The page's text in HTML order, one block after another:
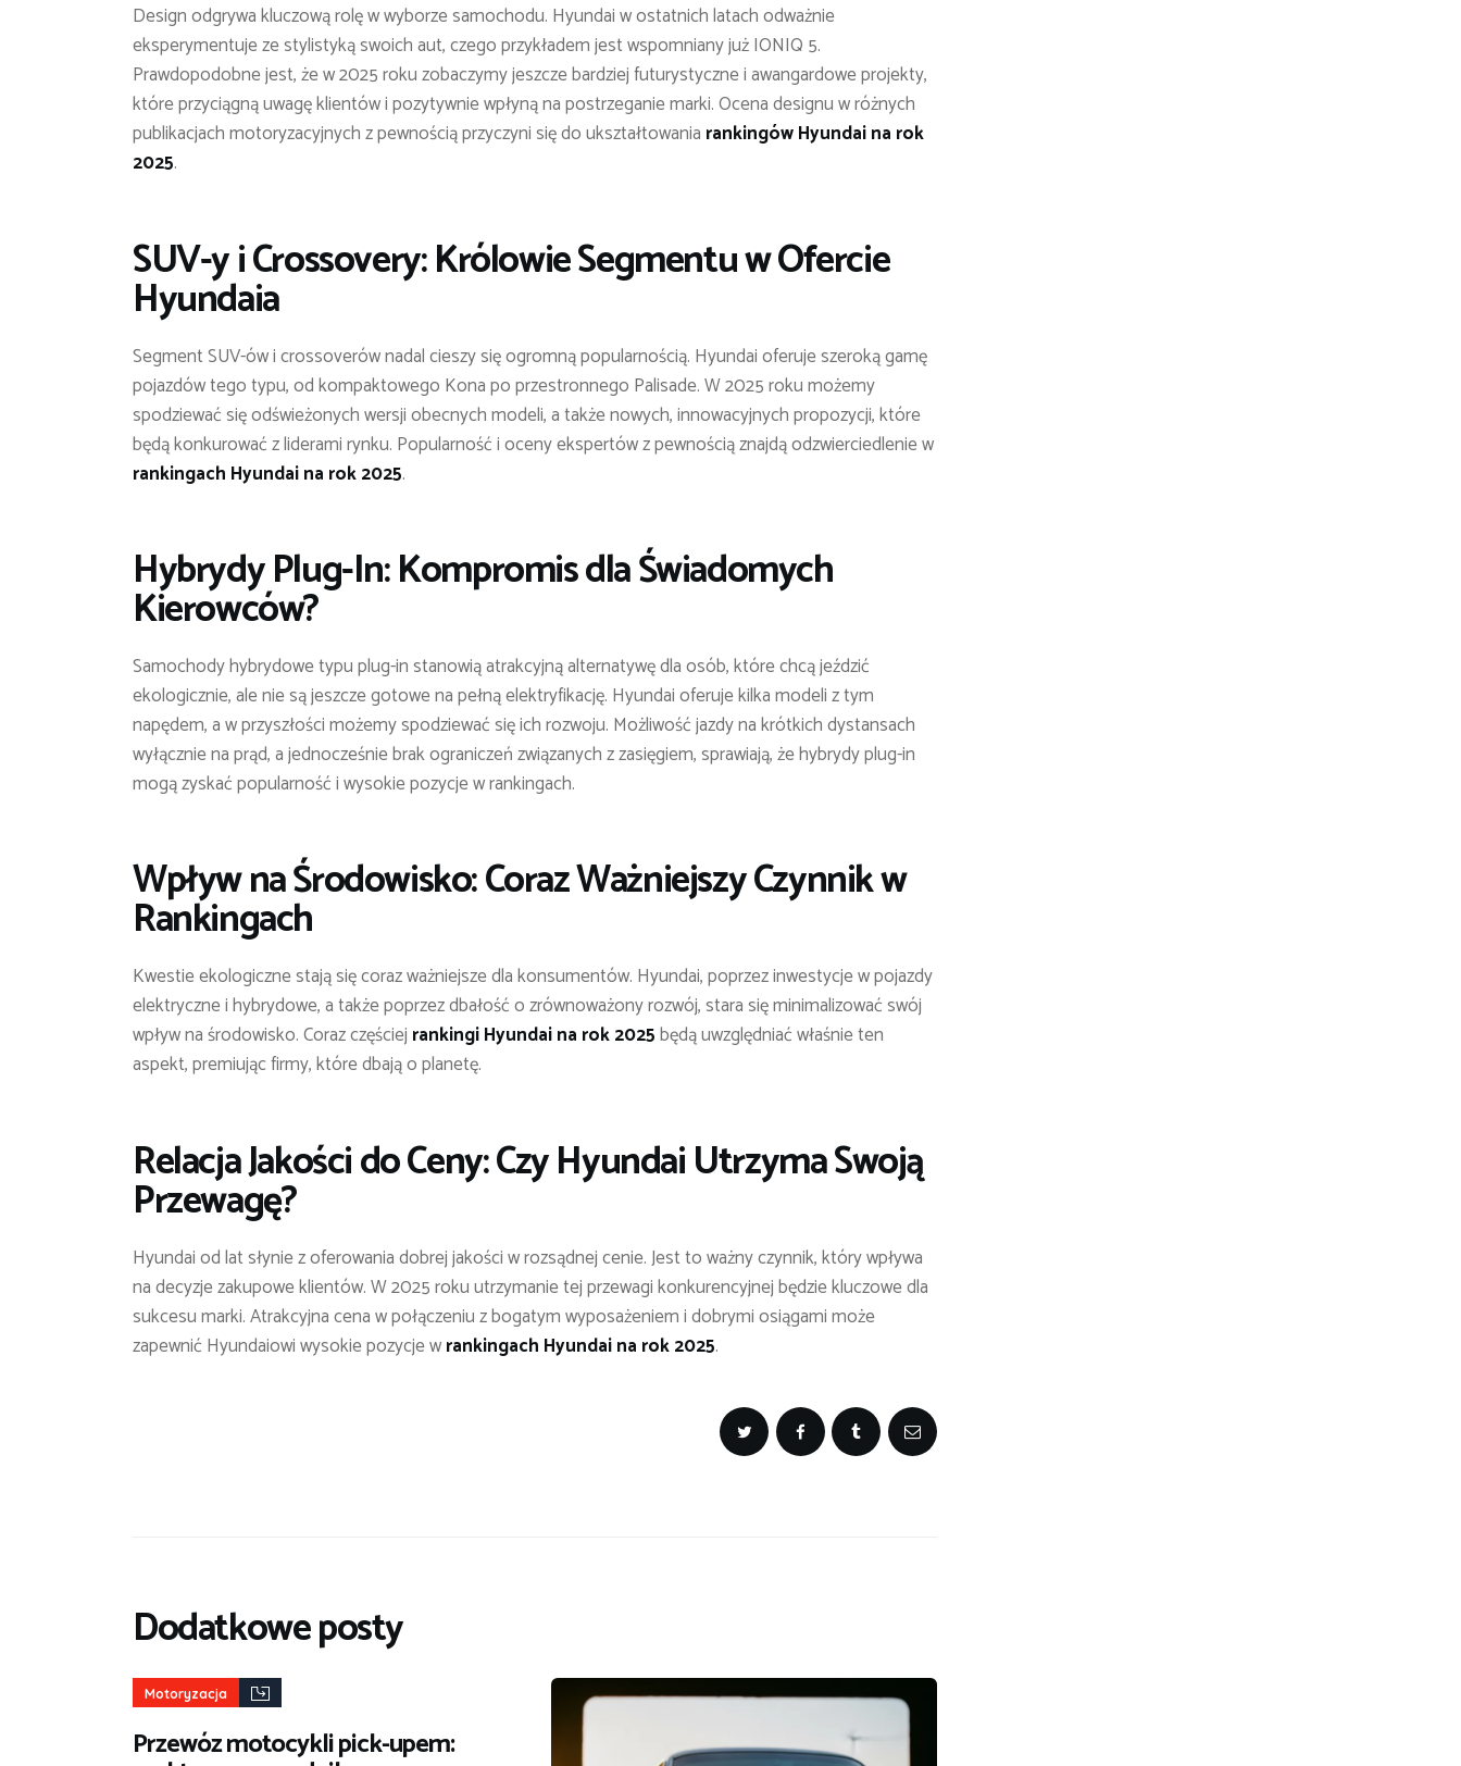
Design odgrywa kluczową rolę w wyborze samochodu. Hyundai w ostatnich latach odważnie
eksperymentuje ze stylistyką swoich aut, czego przykładem jest wspomniany już IONIQ 5.
Prawdopodobne jest, że w 2025 roku zobaczymy jeszcze bardziej futurystyczne i awangardowe projekty,
które przyciągną uwagę klientów i pozytywnie wpłyną na postrzeganie marki. Ocena designu w różnych
publikacjach motoryzacyjnych z pewnością przyczyni się do ukształtowania rankingów Hyundai na rok
2025.
SUV-y i Crossovery: Królowie Segmentu w Ofercie
Hyundaia
Segment SUV-ów i crossoverów nadal cieszy się ogromną popularnością. Hyundai oferuje szeroką gamę
pojazdów tego typu, od kompaktowego Kona po przestronnego Palisade. W 2025 roku możemy
spodziewać się odświeżonych wersji obecnych modeli, a także nowych, innowacyjnych propozycji, które
będą konkurować z liderami rynku. Popularność i oceny ekspertów z pewnością znajdą odzwierciedlenie w
rankingach Hyundai na rok 2025.
Hybrydy Plug-In: Kompromis dla Świadomych
Kierowców?
Samochody hybrydowe typu plug-in stanowią atrakcyjną alternatywę dla osób, które chcą jeździć
ekologicznie, ale nie są jeszcze gotowe na pełną elektryfikację. Hyundai oferuje kilka modeli z tym
napędem, a w przyszłości możemy spodziewać się ich rozwoju. Możliwość jazdy na krótkich dystansach
wyłącznie na prąd, a jednocześnie brak ograniczeń związanych z zasięgiem, sprawiają, że hybrydy plug-in
mogą zyskać popularność i wysokie pozycje w rankingach.
Wpływ na Środowisko: Coraz Ważniejszy Czynnik w
Rankingach
Kwestie ekologiczne stają się coraz ważniejsze dla konsumentów. Hyundai, poprzez inwestycje w pojazdy
elektryczne i hybrydowe, a także poprzez dbałość o zrównoważony rozwój, stara się minimalizować swój
wpływ na środowisko. Coraz częściej rankingi Hyundai na rok 2025będą uwzględniać właśnie ten
aspekt, premiując firmy, które dbają o planetę.
Relacja Jakości do Ceny: Czy Hyundai Utrzyma Swoją
Przewagę?
Hyundai od lat słynie z oferowania dobrej jakości w rozsądnej cenie. Jest to ważny czynnik, który wpływa
na decyzje zakupowe klientów. W 2025 roku utrzymanie tej przewagi konkurencyjnej będzie kluczowe dla
sukcesu marki. Atrakcyjna cena w połączeniu z bogatym wyposażeniem i dobrymi osiągami może
zapewnić Hyundaiowi wysokie pozycje wrankingach Hyundai na rok 2025.
Dodatkowe posty
Motoryzacja
Przewóz motocykli pick-upem: